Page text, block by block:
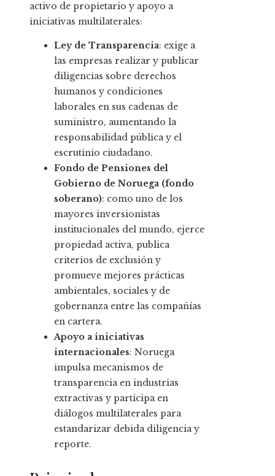
activo de propietario y apoyo a
iniciativas multilaterales:
Ley de Transparencia: exige a
las empresas realizar y publicar
diligencias sobre derechos
humanos y condiciones
laborales en sus cadenas de
suministro, aumentando la
responsabilidad pública y el
escrutinio ciudadano.
Fondo de Pensiones del
Gobierno de Noruega (fondo
soberano): como uno de los
mayores inversionistas
institucionales del mundo, ejerce
propiedad activa, publica
criterios de exclusión y
promueve mejores prácticas
ambientales, sociales y de
gobernanza entre las compañías
en cartera.
Apoyo a iniciativas
internacionales: Noruega
impulsa mecanismos de
transparencia en industrias
extractivas y participa en
diálogos multilaterales para
estandarizar debida diligencia y
reporte.